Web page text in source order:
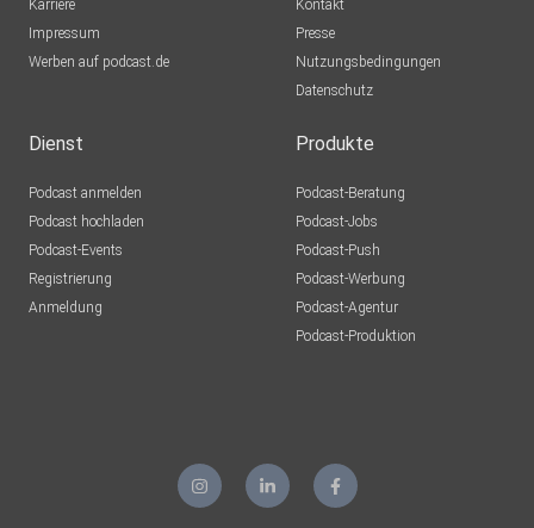
Karriere
Impressum
Werben auf podcast.de
Kontakt
Presse
Nutzungsbedingungen
Datenschutz
Dienst
Podcast anmelden
Podcast hochladen
Podcast-Events
Registrierung
Anmeldung
Produkte
Podcast-Beratung
Podcast-Jobs
Podcast-Push
Podcast-Werbung
Podcast-Agentur
Podcast-Produktion